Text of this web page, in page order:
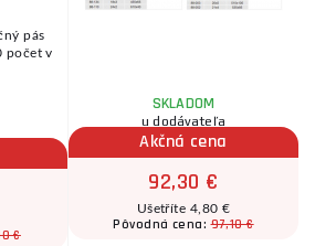
pás
počet v
€
SKLADOM
u dodávateľa
Akčná cena
92,30 €
Ušetříte 4,80 €
Pôvodná cena:97,10 €